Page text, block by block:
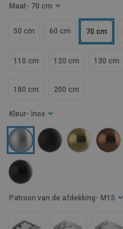
Maat - 70 cm
50 cm 60 cm 70 cm
110 cm 120 cm 130 cm
180 cm 200 cm
Kleur - Inox
Patroon van de afdekking - M15